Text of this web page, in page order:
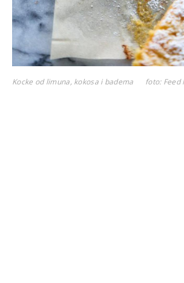
Kocke od limuna, kokosa i badema foto: Feed